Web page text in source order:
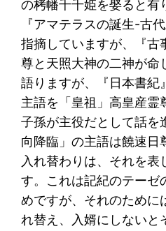
の栲幡千千姫を娶ると有
『アマテラスの誕生-古
指摘していますが、『古
尊と天照大神の二神が命
語りますが、『日本書紀
主語を「皇祖」高皇産霊
子孫が主役だとして話を
向降臨」の主語は饒速日
入れ替わりは、それを表
す。これは記紀のテーゼ
めですが、それのために
れ替え、入婿にしないと